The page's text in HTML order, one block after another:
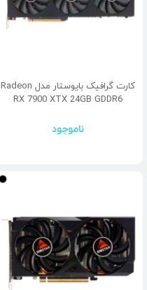
کارت گرافیک بایوستار مدل Radeon
RX 7900 XTX 24GB GDDR6
ناموجود